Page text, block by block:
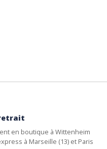
en boutique à Wittenheim
à Marseille (13) et Paris